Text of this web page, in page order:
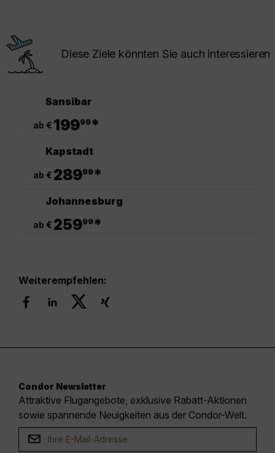
Diese Ziele könnten Sie auch interessieren
Sansibar
ab € 19999*
Kapstadt
ab € 28999*
Johannesburg
ab € 25999*
Weiterempfehlen:
Condor Newsletter
Attraktive Flugangebote, exklusive Rabatt-Aktionen
sowie spannende Neuigkeiten aus der Condor-Welt.